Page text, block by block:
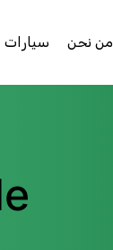
من نحن سيارات